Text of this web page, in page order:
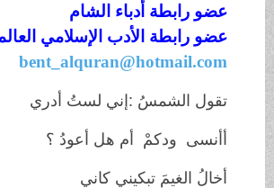
عضو رابطة أدباء الشام
عضو رابطة الأدب الإسلامي العالمية
bent_alquran@hotmail.com
تقول الشمسُ :إني لستُ أدري
أأنسى ودكمْ أم هل أعودُ ؟
أخالُ الغيمَ تبكيني كاني